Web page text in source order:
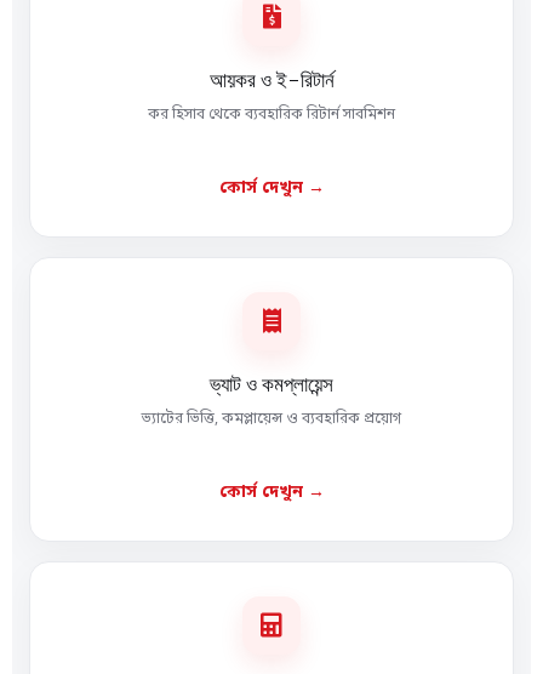

আয়কর ও ই-রিটার্ন
কর হিসাব থেকে ব্যবহারিক রিটার্ন সাবমিশন
কোর্স দেখুন →

ভ্যাট ও কমপ্লায়েন্স
ভ্যাটের ভিত্তি, কমপ্লায়েন্স ও ব্যবহারিক প্রয়োগ
কোর্স দেখুন →
